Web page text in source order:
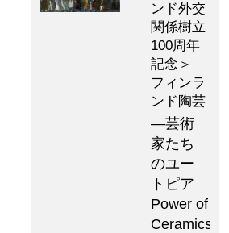
ンド外交
関係樹立
100周年
記念＞
フィンラ
ンド陶芸
―芸術
家たち
のユー
トピア
Power of
Ceramics: